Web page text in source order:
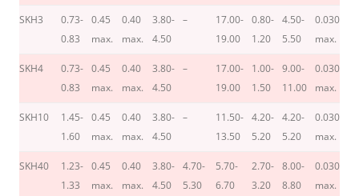
SKH3
0.73-
0.83
0.45
max.
0.40
max.
3.80-
4.50
–
17.00-
19.00
0.80-
1.20
4.50-
5.50
0.030
max.
SKH4
0.73-
0.83
0.45
max.
0.40
max.
3.80-
4.50
–
17.00-
19.00
1.00-
1.50
9.00-
11.00
0.030
max.
SKH10
1.45-
1.60
0.45
max.
0.40
max.
3.80-
4.50
–
11.50-
13.50
4.20-
5.20
4.20-
5.20
0.030
max.
SKH40
1.23-
1.33
0.45
max.
0.40
max.
3.80-
4.50
4.70-
5.30
5.70-
6.70
2.70-
3.20
8.00-
8.80
0.030
max.